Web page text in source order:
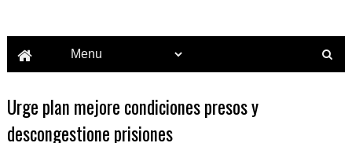
Urge plan mejore condiciones presos y
descongestione prisiones